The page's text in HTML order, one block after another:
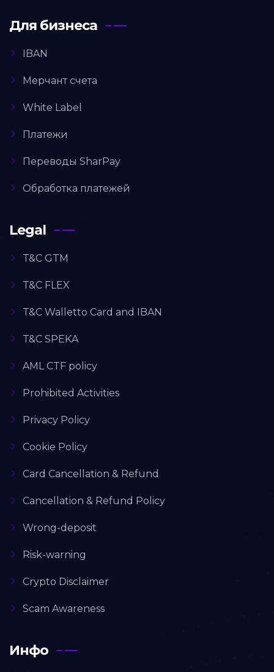
Для бизнеса
IBAN
Мерчант счета
White Label
Платежи
Переводы SharPay
Обработка платежей
Legal
T&C GTM
T&C FLEX
T&C Walletto Card and IBAN
T&C SPEKA
AML CTF policy
Prohibited Activities
Privacy Policy
Cookie Policy
Card Cancellation & Refund
Cancellation & Refund Policy
Wrong-deposit
Risk-warning
Crypto Disclaimer
Scam Awareness
Инфо